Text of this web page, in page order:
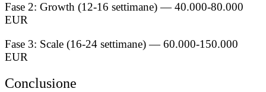
Fase 2: Growth (12-16 settimane) — 40.000-80.000
EUR
Fase 3: Scale (16-24 settimane) — 60.000-150.000
EUR
Conclusione